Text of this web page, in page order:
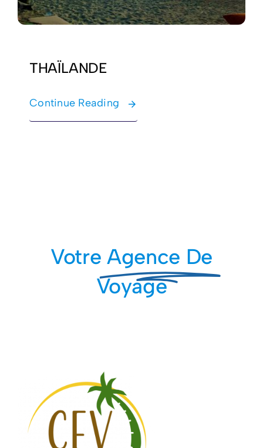
THAÏLANDE
Continue Reading
VotreAgence De
Voyage